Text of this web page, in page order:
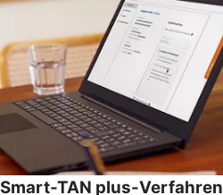
Smart-TAN plus-Verfahren